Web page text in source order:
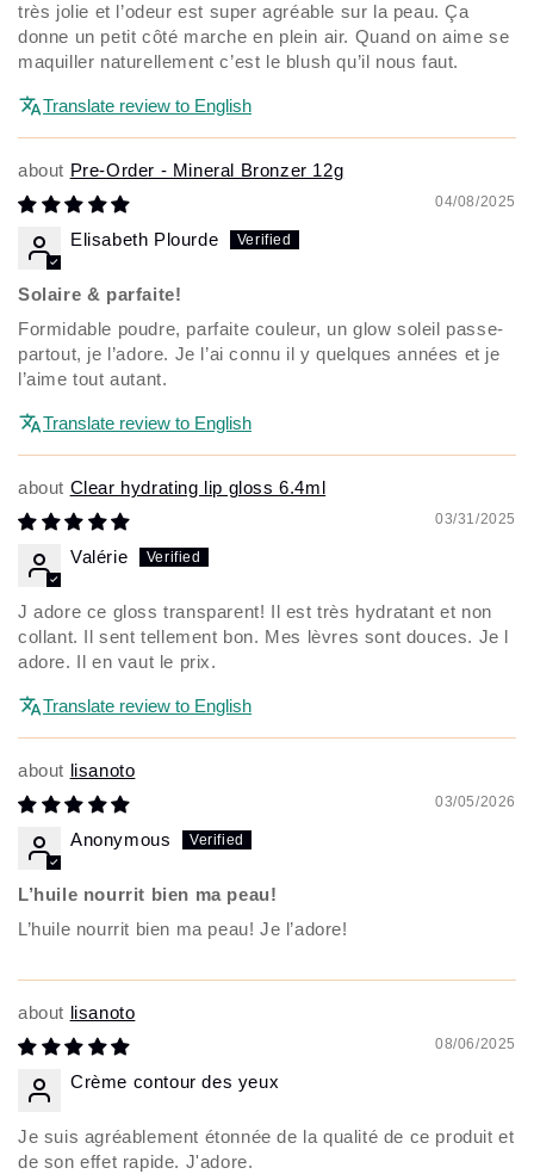
très jolie et l’odeur est super agréable sur la peau. Ça
donne un petit côté marche en plein air. Quand on aime se
maquiller naturellement c’est le blush qu’il nous faut.
Translate review to English
Pre-Order - Mineral Bronzer 12g
04/08/2025
Elisabeth Plourde
Solaire & parfaite!
Formidable poudre, parfaite couleur, un glow soleil passe-
partout, je l’adore. Je l’ai connu il y quelques années et je
l’aime tout autant.
Translate review to English
Clear hydrating lip gloss 6.4ml
03/31/2025
Valérie
J adore ce gloss transparent! Il est très hydratant et non
collant. Il sent tellement bon. Mes lèvres sont douces. Je l
adore. Il en vaut le prix.
Translate review to English
lisanoto
03/05/2026
Anonymous
L’huile nourrit bien ma peau!
L’huile nourrit bien ma peau! Je l’adore!
lisanoto
08/06/2025
Crème contour des yeux
Je suis agréablement étonnée de la qualité de ce produit et
de son effet rapide. J'adore.